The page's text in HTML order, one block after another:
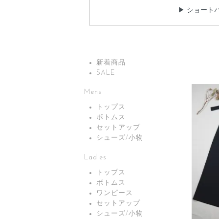
▶ ショート
新着商品
SALE
Mens
トップス
ボトムス
セットアップ
シューズ/小物
Ladies
トップス
ボトムス
ワンピース
セットアップ
シューズ/小物